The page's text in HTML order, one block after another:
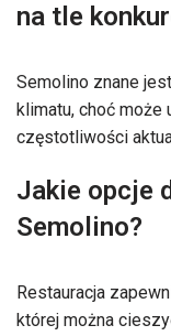
na tle
Semolino znane
klimatu, choć może
częstotliwości
Jakie opcje
Semolino?
Restauracja
której można